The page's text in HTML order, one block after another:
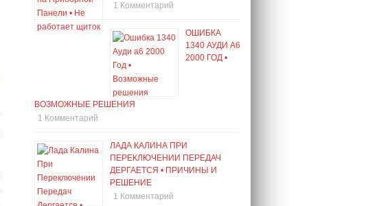
1 Комментарий
ОШИБКА
1340 АУДИ А6
2000 ГОД •
ВОЗМОЖНЫЕ РЕШЕНИЯ
1 Комментарий
ЛАДА КАЛИНА ПРИ
ПЕРЕКЛЮЧЕНИИ ПЕРЕДАЧ
ДЕРГАЕТСЯ • ПРИЧИНЫ И
РЕШЕНИЕ
1 Комментарий